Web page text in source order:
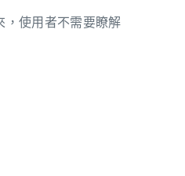
，使用者不需要瞭解